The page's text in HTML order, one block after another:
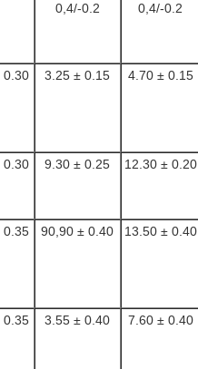
0,4/-0.2
0,4/-0.2
0.30 3.25 ± 0.15 4.70 ± 0.15
0.30 9.30 ± 0.25 12.30 ± 0.20
0.35 90,90 ± 0.40 13.50 ± 0.40
0.35 3.55 ± 0.40 7.60 ± 0.40